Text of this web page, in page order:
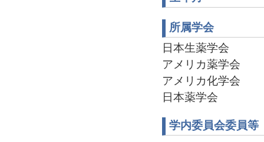
所属学会
日本生薬学会
アメリカ薬学会
アメリカ化学会
日本薬学会
学内委員会委員等